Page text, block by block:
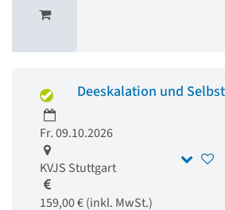
Deeskalation und
Fr. 09.10.2026
KVJS Stuttgart
159,00 € (inkl. MwSt.)